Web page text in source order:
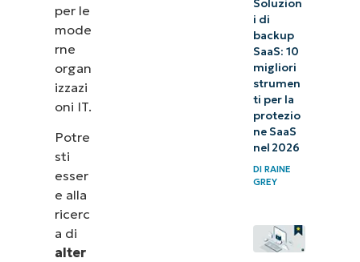
per le
mode
rne
organ
izzazi
oni IT.
Potre
sti
esser
e alla
ricerc
a di
alter
Soluzion
i di
backup
SaaS: 10
migliori
strumen
ti per la
protezio
ne SaaS
nel 2026
DIRAINE
GREY